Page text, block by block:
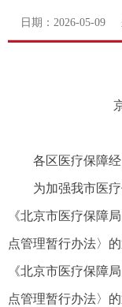
日期：2026-05-09
各区医疗保障
为加强我市医
《北京市医疗保障
点管理暂行办法〉
《北京市医疗保障
点管理暂行办法〉